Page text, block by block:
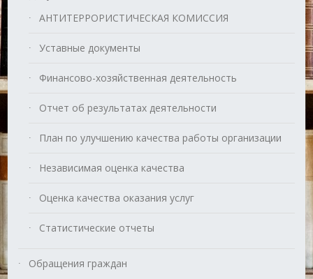
АНТИТЕРРОРИСТИЧЕСКАЯ КОМИССИЯ
Уставные документы
Финансово-хозяйственная деятельность
Отчет об результатах деятельности
План по улучшению качества работы организации
Независимая оценка качества
Оценка качества оказания услуг
Статистические отчеты
Обращения граждан